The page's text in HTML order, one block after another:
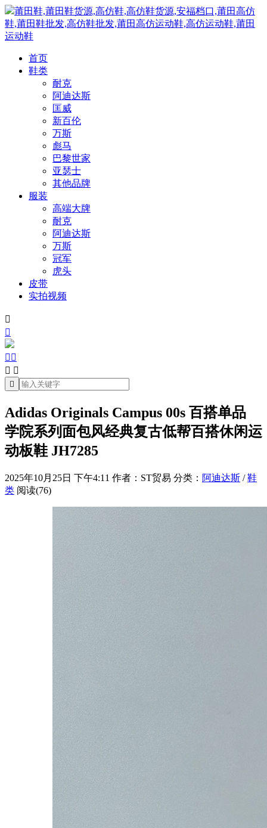
莆田鞋,莆田鞋货源,高仿鞋,高仿鞋货源,安福档口,莆田高仿
鞋,莆田鞋批发,高仿鞋批发,莆田高仿运动鞋,高仿运动鞋,莆田
运动鞋
首页
鞋类
耐克
阿迪达斯
匡威
新百伦
万斯
彪马
巴黎世家
亚瑟士
其他品牌
服装
高端大牌
耐克
阿迪达斯
万斯
冠军
虎头
皮带
实拍视频


 
 

Adidas Originals Campus 00s 百搭单品
学院系列面包风经典复古低帮百搭休闲运
动板鞋 JH7285
2025年10月25日 下午4:11 作者：ST贸易 分类： 阿迪达斯 /鞋
类 阅读(76)